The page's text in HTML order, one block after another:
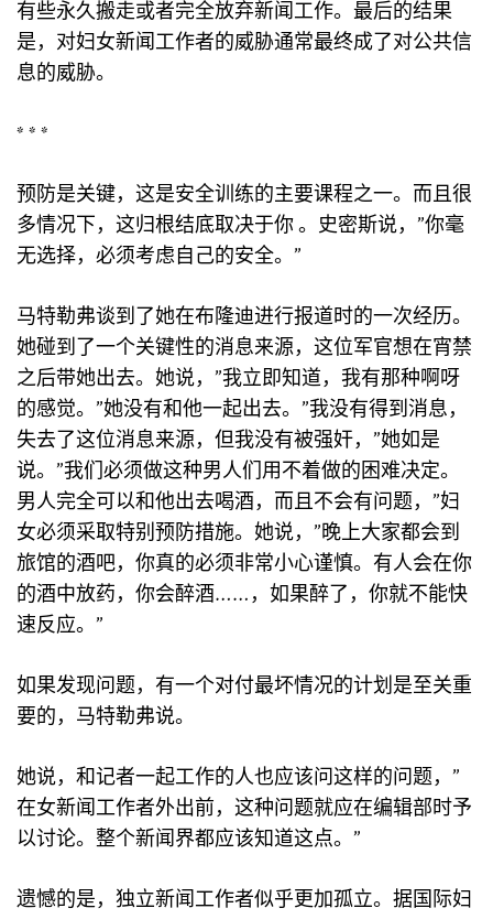
有些永久搬走或者完全放弃新闻工作。最后的结果
是，对妇女新闻工作者的威胁通常最终成了对公共信
息的威胁。
* * *
预防是关键，这是安全训练的主要课程之一。而且很
多情况下，这归根结底取决于你 。史密斯说，”你毫
无选择，必须考虑自己的安全。”
马特勒弗谈到了她在布隆迪进行报道时的一次经历。
她碰到了一个关键性的消息来源，这位军官想在宵禁
之后带她出去。她说，”我立即知道，我有那种啊呀
的感觉。”她没有和他一起出去。”我没有得到消息，
失去了这位消息来源，但我没有被强奸，”她如是
说。”我们必须做这种男人们用不着做的困难决定。
男人完全可以和他出去喝酒，而且不会有问题，”妇
女必须采取特别预防措施。她说，”晚上大家都会到
旅馆的酒吧，你真的必须非常小心谨慎。有人会在你
的酒中放药，你会醉酒……，如果醉了，你就不能快
速反应。”
如果发现问题，有一个对付最坏情况的计划是至关重
要的，马特勒弗说。
她说，和记者一起工作的人也应该问这样的问题，”
在女新闻工作者外出前，这种问题就应在编辑部时予
以讨论。整个新闻界都应该知道这点。”
遗憾的是，独立新闻工作者似乎更加孤立。据国际妇